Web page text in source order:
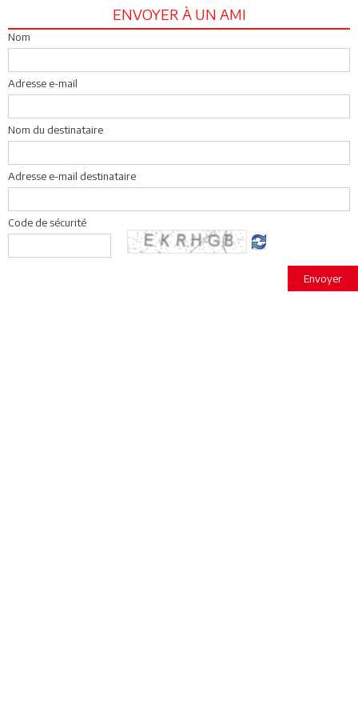
ENVOYER À UN AMI
Nom
Adresse e-mail
Nom du destinataire
Adresse e-mail destinataire
Code de sécurité
Envoyer